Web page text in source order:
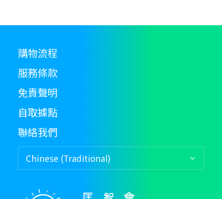
購物流程
服務條款
免責聲明
自取據點
聯絡我們